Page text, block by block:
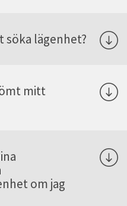
söka lägenhet?
mitt
om jag